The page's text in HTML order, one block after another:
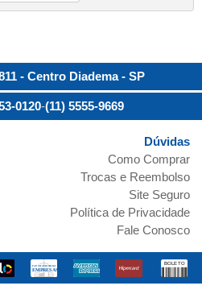
- Centro Diadema- SP
0120-(11) 5555-9669
Dúvidas
Como Comprar
Trocas e Reembolso
Site Seguro
Política de Privacidade
Fale Conosco